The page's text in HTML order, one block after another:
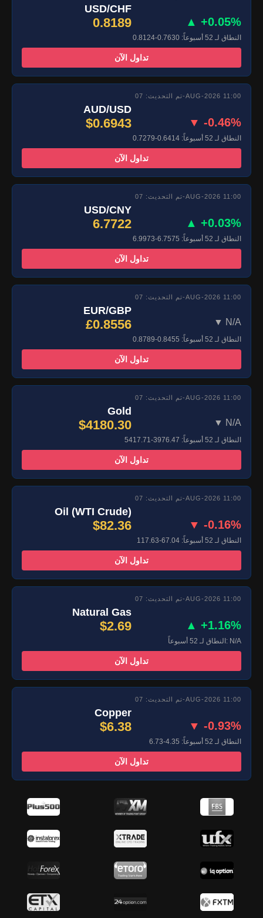
USD/CHF
0.8189 ▲ +0.05%
النطاق لـ 52 أسبوعاً: 0.7630-0.8124
تداول الآن
تم التحديث: 07-AUG-2026 11:00
AUD/USD
$0.6943 ▼ -0.46%
النطاق لـ 52 أسبوعاً: 0.6414-0.7279
تداول الآن
تم التحديث: 07-AUG-2026 11:00
USD/CNY
6.7722 ▲ +0.03%
النطاق لـ 52 أسبوعاً: 6.7575-6.9973
تداول الآن
تم التحديث: 07-AUG-2026 11:00
EUR/GBP
£0.8556 ▼ N/A
النطاق لـ 52 أسبوعاً: 0.8455-0.8789
تداول الآن
تم التحديث: 07-AUG-2026 11:00
Gold
$4180.30 ▼ N/A
النطاق لـ 52 أسبوعاً: 3976.47-5417.71
تداول الآن
تم التحديث: 07-AUG-2026 11:00
Oil (WTI Crude)
$82.36 ▼ -0.16%
النطاق لـ 52 أسبوعاً: 67.04-117.63
تداول الآن
تم التحديث: 07-AUG-2026 11:00
Natural Gas
$2.69 ▲ +1.16%
النطاق لـ 52 أسبوعاً: N/A
تداول الآن
تم التحديث: 07-AUG-2026 11:00
Copper
$6.38 ▼ -0.93%
النطاق لـ 52 أسبوعاً: 4.35-6.73
تداول الآن